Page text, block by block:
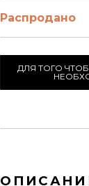
Распродано
ДЛЯ ТОГО